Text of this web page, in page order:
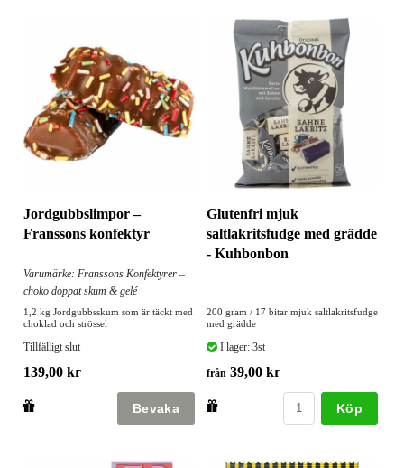
Jordgubbslimpor –
Franssons konfektyr
Varumärke: Franssons Konfektyrer –
choko doppat skum & gelé
1,2 kg Jordgubbsskum som är täckt med
choklad och strössel
Tillfälligt slut
139,00 kr
Glutenfri mjuk
saltlakritsfudge med grädde
- Kuhbonbon
200 gram / 17 bitar mjuk saltlakritsfudge
med grädde
I lager: 3st
från 39,00 kr
Köp